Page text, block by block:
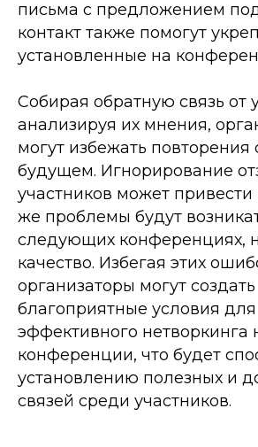
письма с предложением
контакт также помогут
установленные на
Собирая обратную связь от
анализируя их мнения,
могут избежать
будущем. Игнорирование
участников может привести
же проблемы будут
следующих конференциях,
качество. Избегая этих
организаторы могут создать
благоприятные условия для
эффективного нетворкинга
конференции, что будет
установлению полезных и
связей среди участников.